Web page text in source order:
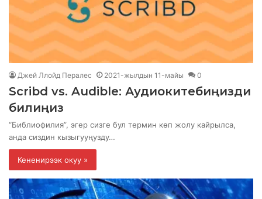
Джей Ллойд Пералес 2021-жылдын 11-майы 0
Scribd vs. Audible: Аудиокитебиңизди
билиңиз
“Библиофилия”, эгер сизге бул термин көп жолу кайрылса,
анда сиздин кызыгууңузду…
Кененирээк окуу »